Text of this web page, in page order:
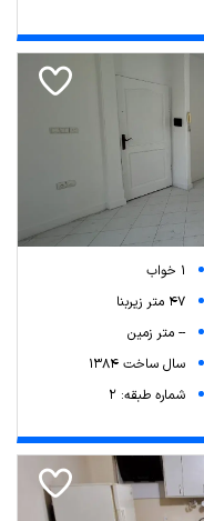
1 خواب
47 متر زیربنا
-- متر زمین
سال ساخت 1384
شماره طبقه: 2